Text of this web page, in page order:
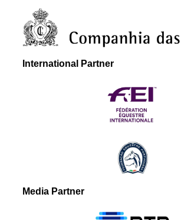
International Partner
Media Partner